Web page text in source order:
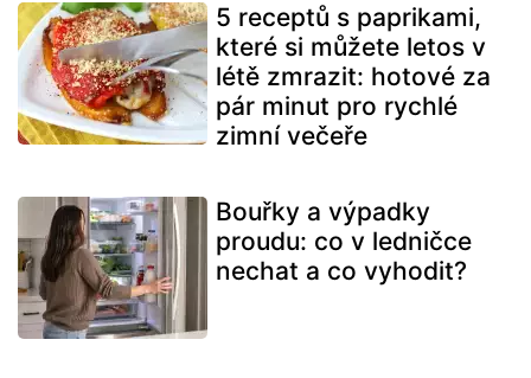
5 receptů s paprikami,
které si můžete letos v
létě zmrazit: hotové za
pár minut pro rychlé
zimní večeře
Bouřky a výpadky
proudu: co v ledničce
nechat a co vyhodit?